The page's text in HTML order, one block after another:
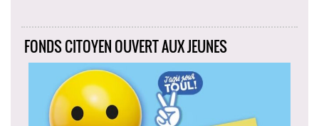
FONDS CITOYEN OUVERT AUX JEUNES